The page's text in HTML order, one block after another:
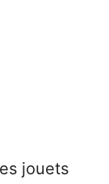
jouets